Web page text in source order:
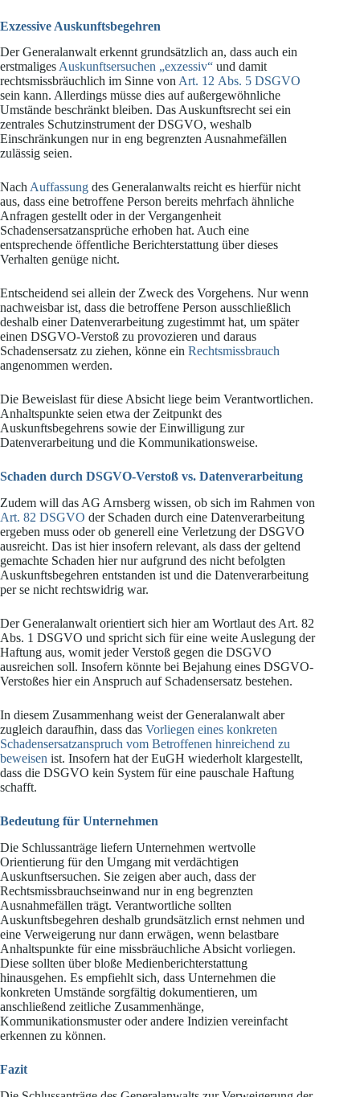
Exzessive Auskunftsbegehren
Der Generalanwalt erkennt grundsätzlich an, dass auch ein
erstmaligesAuskunftsersuchen „exzessiv“ und damit
rechtsmissbräuchlich im Sinne vonArt. 12 Abs. 5 DSGVO
sein kann. Allerdings müsse dies auf außergewöhnliche
Umstände beschränkt bleiben. Das Auskunftsrecht sei ein
zentrales Schutzinstrument der DSGVO, weshalb
Einschränkungen nur in eng begrenzten Ausnahmefällen
zulässig seien.
NachAuffassung des Generalanwalts reicht es hierfür nicht
aus, dass eine betroffene Person bereits mehrfach ähnliche
Anfragen gestellt oder in der Vergangenheit
Schadensersatzansprüche erhoben hat. Auch eine
entsprechende öffentliche Berichterstattung über dieses
Verhalten genüge nicht.
Entscheidend sei allein der Zweck des Vorgehens. Nur wenn
nachweisbar ist, dass die betroffene Person ausschließlich
deshalb einer Datenverarbeitung zugestimmt hat, um später
einen DSGVO-Verstoß zu provozieren und daraus
Schadensersatz zu ziehen, könne ein Rechtsmissbrauch
angenommen werden.
Die Beweislast für diese Absicht liege beim Verantwortlichen.
Anhaltspunkte seien etwa der Zeitpunkt des
Auskunftsbegehrens sowie der Einwilligung zur
Datenverarbeitung und die Kommunikationsweise.
Schaden durch DSGVO-Verstoß vs. Datenverarbeitung
Zudem will das AG Arnsberg wissen, ob sich im Rahmen von
Art. 82 DSGVO der Schaden durch eine Datenverarbeitung
ergeben muss oder ob generell eine Verletzung der DSGVO
ausreicht. Das ist hier insofern relevant, als dass der geltend
gemachte Schaden hier nur aufgrund des nicht befolgten
Auskunftsbegehren entstanden ist und die Datenverarbeitung
per se nicht rechtswidrig war.
Der Generalanwalt orientiert sich hier am Wortlaut des Art. 82
Abs. 1 DSGVO und spricht sich für eine weite Auslegung der
Haftung aus, womit jeder Verstoß gegen die DSGVO
ausreichen soll. Insofern könnte bei Bejahung eines DSGVO-
Verstoßes hier ein Anspruch auf Schadensersatz bestehen.
In diesem Zusammenhang weist der Generalanwalt aber
zugleich daraufhin, dass das Vorliegen eines konkreten
Schadensersatzanspruch vom Betroffenen hinreichend zu
beweisen ist. Insofern hat der EuGH wiederholt klargestellt,
dass die DSGVO kein System für eine pauschale Haftung
schafft.
Bedeutung für Unternehmen
Die Schlussanträge liefern Unternehmen wertvolle
Orientierung für den Umgang mit verdächtigen
Auskunftsersuchen. Sie zeigen aber auch, dass der
Rechtsmissbrauchseinwand nur in eng begrenzten
Ausnahmefällen trägt. Verantwortliche sollten
Auskunftsbegehren deshalb grundsätzlich ernst nehmen und
eine Verweigerung nur dann erwägen, wenn belastbare
Anhaltspunkte für eine missbräuchliche Absicht vorliegen.
Diese sollten über bloße Medienberichterstattung
hinausgehen. Es empfiehlt sich, dass Unternehmen die
konkreten Umstände sorgfältig dokumentieren, um
anschließend zeitliche Zusammenhänge,
Kommunikationsmuster oder andere Indizien vereinfacht
erkennen zu können.
Fazit